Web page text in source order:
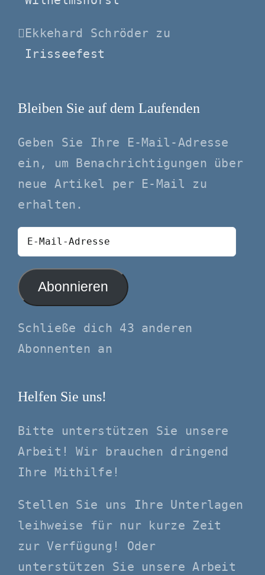
Ekkehard Schröder zu
Irisseefest
Bleiben Sie auf dem Laufenden
Geben Sie Ihre E-Mail-Adresse
ein, um Benachrichtigungen über
neue Artikel per E-Mail zu
erhalten.
E-
Mail-
Adresse
Abonnieren
Schließe dich 43 anderen
Abonnenten an
Helfen Sie uns!
Bitte unterstützen Sie unsere
Arbeit! Wir brauchen dringend
Ihre Mithilfe!
Stellen Sie uns Ihre Unterlagen
leihweise für nur kurze Zeit
zur Verfügung! Oder
unterstützen Sie unsere Arbeit